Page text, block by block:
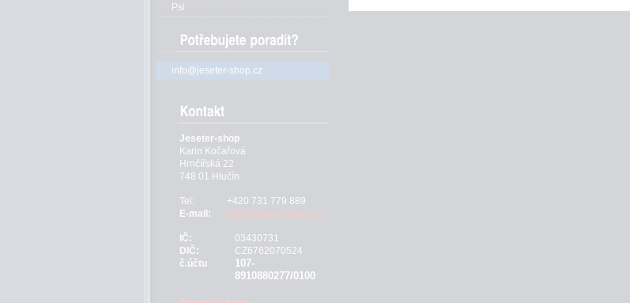
Psi
info@jeseter-shop.cz
Jeseter-shop
Karin Kočařová
Hrnčířská 22
748 01 Hlučín
Tel:
+420 731 779 889
E-mail:
info@jeseter-shop.cz
IČ:
03430731
DIČ:
CZ6762070524
č.účtu
107-
8910880277/0100